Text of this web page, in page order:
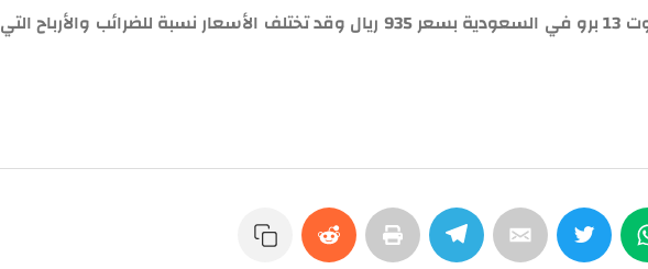
يبلغ سعر تلفون ريدمي نوت 13 برو في السعودية بسعر 935 ريال وقد تختلف الأسعار نسبة للضرائب والأرباح التي